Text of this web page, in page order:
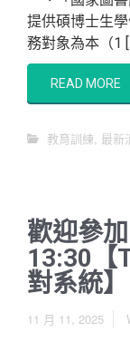
提供碩博士生
務對象為本（1
READ MORE
教育訓練, 最新
歡迎參
13:30【
對系統
11 月 11, 2025